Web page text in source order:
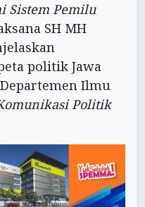
Sistem Pemilu
SH MH
politik Jawa
Ilmu
Politik